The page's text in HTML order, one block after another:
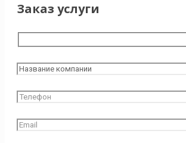
Заказ услуги